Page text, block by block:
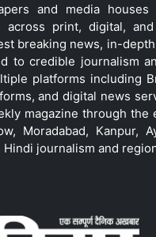
and media houses
print, digital, and
breaking news, in-
to credible journalism
platforms including
and digital news
magazine through the
Moradabad, Kanpur,
journalism and